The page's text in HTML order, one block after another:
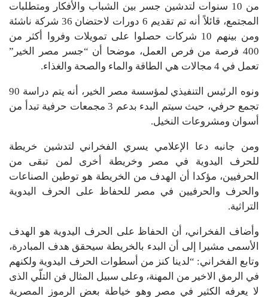
من 10 سنوات لتدشين جسر بين الشباب والأفكار ومتطلبات
المجتمع، قائلاً أنه تم تقديم 6 دورات لاحتضان 36 شركة ناشئة
ومن بينهم 10 شركات حصلوا على تمويلات وفروا أكثر من
400 فرصة من فرص العمل، موضحا أن “جسر مصر الخير”
تعمل في 4 مجالات هي الطاقة والماء والصحة والغذاء.
ونوه الرئيس التنفيذي لمؤسسة مصر الخير، أنه يتم دراسة 90
تجمع حرفي، حيث سيتم البدء بدعم 3 مجمعات حرفية تبدأ من
أسوان ومشروعات النخيل.
ومن جانبه دعا الإعلامي يسري الفخراني لتدشين خريطة
للحرف اليدوية في مصر وخريطة أخرى لمن تبقى من
الحرفيين، مؤكدا أن الهدف من الخريطة هو توطين الصناعات
والحرف والحرفيين في مصر للحفاظ على الحرف اليدوية
التراثية.
وأضاف الفخراني، أن الحفاظ على الحرف اليدوية هو الهدف
الأسمى مشيرا إلى أن البدء بالخريطة سيحقق هدف المبادرة،
وتابع الفخراني: “لدينا كنز من أسطوات الحرف اليدوية ولكنهم
في الرمق الاخير من المهنة، وعلى سبيل المثال فن التلّي الذى
لا يعرفه الكثير في مصر وهو خياطة بعض الرموز المصرية